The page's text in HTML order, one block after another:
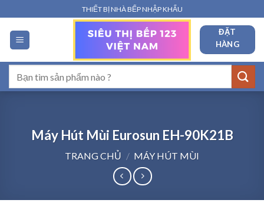
qua
nội
dung
THIẾT BỊ NHÀ BẾP NHẬP KHẨU
ĐẶT
HÀNG
kiếm:
Máy Hút Mùi Eurosun EH-90K21B
TRANG CHỦ / MÁY HÚT MÙI